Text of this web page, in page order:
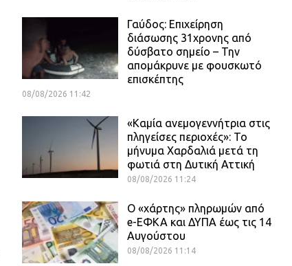
Γαύδος: Επιχείρηση
διάσωσης 31χρονης από
δύσβατο σημείο – Την
απομάκρυνε με φουσκωτό
επισκέπτης
08/08/2026 11:42
«Καμία ανεμογεννήτρια στις
πληγείσες περιοχές»: Το
μήνυμα Χαρδαλιά μετά τη
φωτιά στη Δυτική Αττική
08/08/2026 11:24
Ο «χάρτης» πληρωμών από
e-ΕΦΚΑ και ΔΥΠΑ έως τις 14
Αυγούστου
08/08/2026 11:14